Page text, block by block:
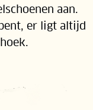
aan.
er ligt altijd